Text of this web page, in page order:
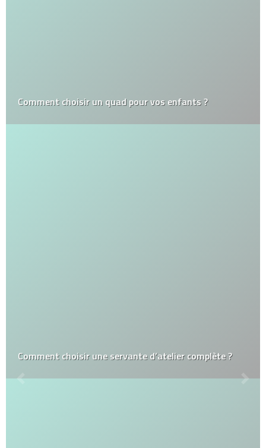
Comment choisir un quad pour vos enfants ?
Comment choisir une servante d’atelier complète ?